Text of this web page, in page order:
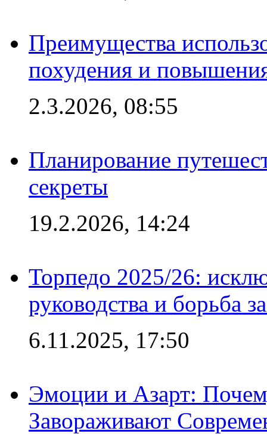
Преимущества
похудения и
2.3.2026, 08:55
Планирование
секреты
19.2.2026, 14:24
Торпедо 2025/26:
руководства и борьба
6.11.2025, 17:50
Эмоции и Азарт:
Завораживают